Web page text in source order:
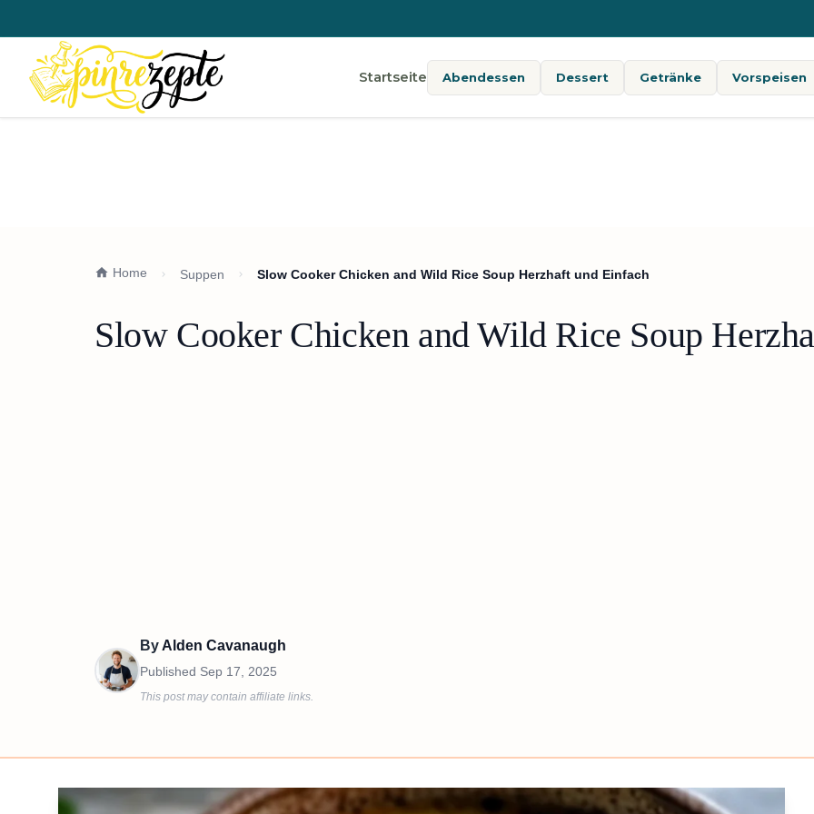
Startseite Abendessen Dessert Getränke Vorspeisen
Home Suppen Slow Cooker Chicken and Wild Rice Soup Herzhaft und Einfach
Slow Cooker Chicken and Wild Rice Soup
ByAlden Cavanaugh
Published Sep 17, 2025
This post may contain affiliate links.